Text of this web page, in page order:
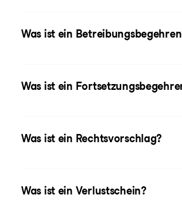
Was ist ein
Was ist ein
Was ist ein Rechtsvorschlag?
Was ist ein Verlustschein?